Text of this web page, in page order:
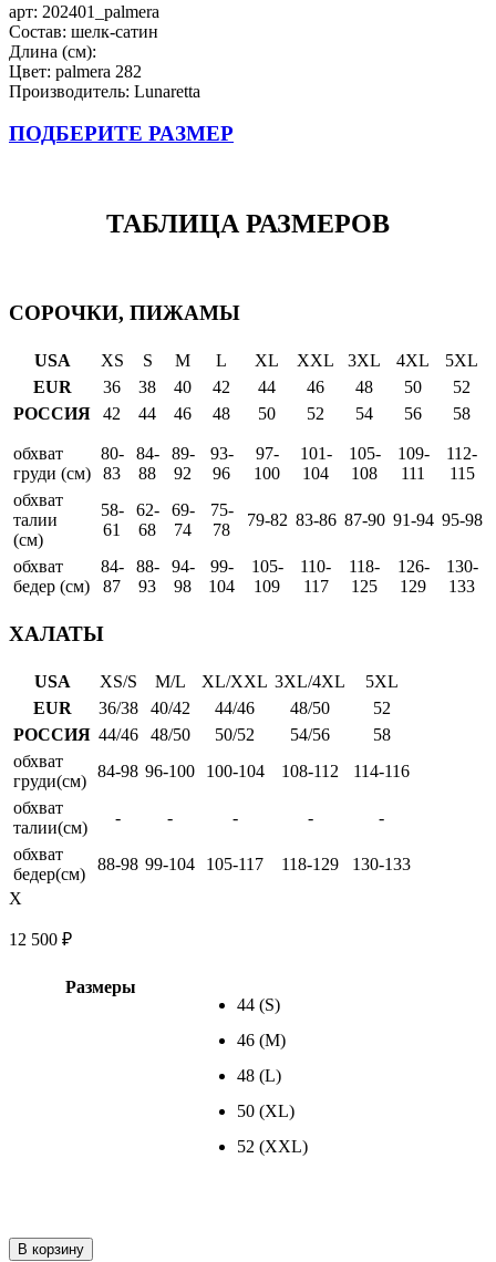
арт: 202401_palmera
Состав: шелк-сатин
Длина (см):
Цвет: palmera 282
Производитель: Lunaretta
ПОДБЕРИТЕ РАЗМЕР
ТАБЛИЦА РАЗМЕРОВ
СОРОЧКИ, ПИЖАМЫ
USA XS S M L XL XXL 3XL 4XL
5XL
EUR
36 38 40 42 44 46 48 50
52
РОССИЯ
42 44 46 48 50 52 54 56 58
обхват
груди (см)
80-
83
84-
88
89-
92
93-
96
97-
100
101-
104
105-
108
109-
111
112-
115
обхват
талии
(см)
58-
61
62-
68
69-
74
75-
78
79-82 83-86 87-90 91-94 95-98
обхват
бедер (см)
84-
87
88-
93
94-
98
99-
104
105-
109
110-
117
118-
125
126-
129
130-
133
ХАЛАТЫ
USA XS/S M/L XL/XXL 3XL/4XL
5XL
EUR
36/38 40/42 44/46 48/50
52
РОССИЯ 44/46 48/50 50/52 54/56
58
обхват
груди(см)
84-98 96-100 100-104 108-112
114-116
обхват
талии(см)
- - - -
-
обхват
бедер(см)
88-98 99-104 105-117 118-129
130-133
X
12 500 ₽
Размеры
44 (S)
46 (M)
48 (L)
50 (XL)
52 (XXL)
Количество
В корзину